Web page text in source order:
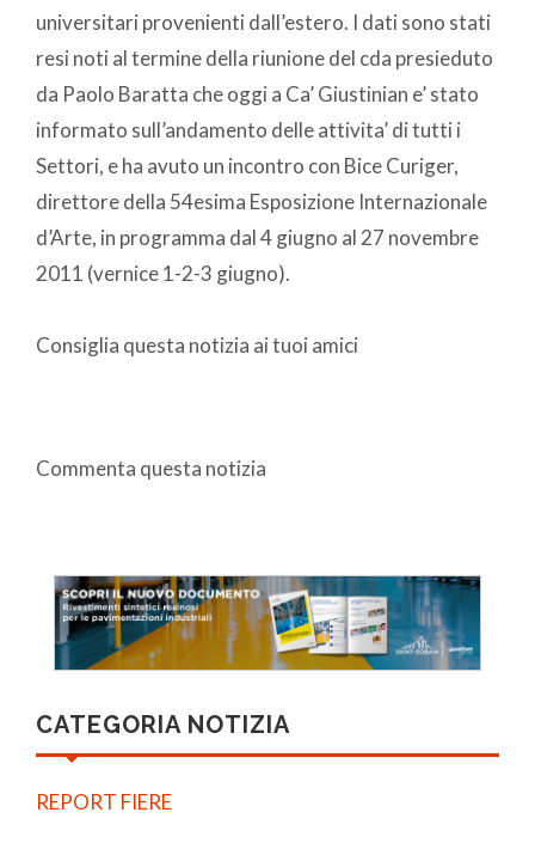
universitari provenienti dall’estero. I dati sono stati
resi noti al termine della riunione del cda presieduto
da Paolo Baratta che oggi a Ca’ Giustinian e’ stato
informato sull’andamento delle attivita’ di tutti i
Settori, e ha avuto un incontro con Bice Curiger,
direttore della 54esima Esposizione Internazionale
d’Arte, in programma dal 4 giugno al 27 novembre
2011 (vernice 1-2-3 giugno).
Consiglia questa notizia ai tuoi amici
Commenta questa notizia
CATEGORIA NOTIZIA
REPORT FIERE